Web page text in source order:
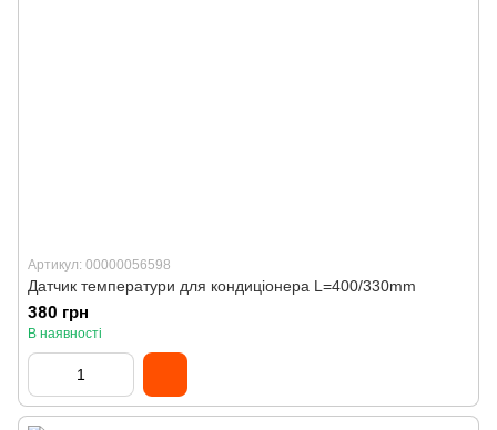
Артикул: 00000056598
Датчик температури для кондиціонера L=400/330mm
380 грн
В наявності